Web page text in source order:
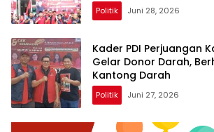
Politik Juni 28, 2026
Kader PDI Perjuangan
Gelar Donor Darah,
Kantong Darah
Politik Juni 27, 2026